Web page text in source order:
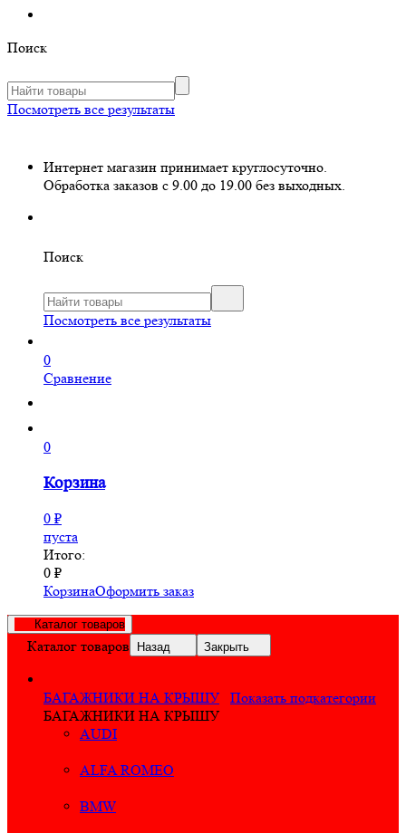
Поиск
Посмотреть все результаты
Интернет магазин принимает круглосуточно.
Обработка заказов с 9.00 до 19.00 без выходных.
Поиск
Посмотреть все результаты
0
Сравнение
0
Корзина
0 ₽
пуста
Итого:
0 ₽
КорзинаОформить заказ
Каталог товаров
Каталог товаров Назад Закрыть
БАГАЖНИКИ НА КРЫШУ
Показать подкатегории
БАГАЖНИКИ НА КРЫШУ
AUDI
ALFA ROMEO
BMW